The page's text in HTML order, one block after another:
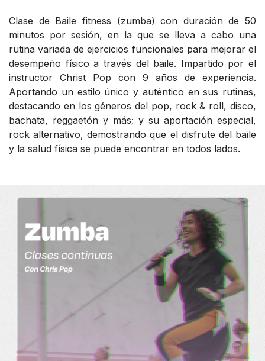
Clase de Baile fitness (zumba) con duración de 50
minutos por sesión, en la que se lleva a cabo una
rutina variada de ejercicios funcionales para mejorar el
desempeño físico a través del baile. Impartido por el
instructor Christ Pop con 9 años de experiencia.
Aportando un estilo único y auténtico en sus rutinas,
destacando en los géneros del pop, rock & roll, disco,
bachata, reggaetón y más; y su aportación especial,
rock alternativo, demostrando que el disfrute del baile
y la salud física se puede encontrar en todos lados.